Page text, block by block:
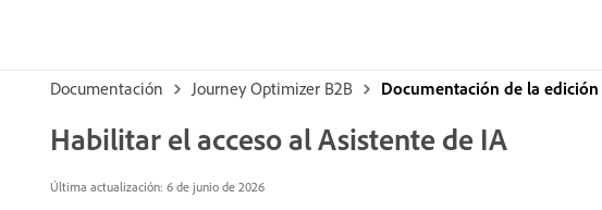
Documentación Journey Optimizer B2B Documentación de la
Habilitar el acceso al Asistente de IA
Última actualización: 6 de junio de 2026